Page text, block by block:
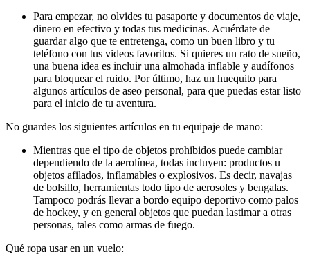
Para empezar, no olvides tu pasaporte y documentos de viaje,
dinero en efectivo y todas tus medicinas. Acuérdate de
guardar algo que te entretenga, como un buen libro y tu
teléfono con tus videos favoritos. Si quieres un rato de sueño,
una buena idea es incluir una almohada inflable y audífonos
para bloquear el ruido. Por último, haz un huequito para
algunos artículos de aseo personal, para que puedas estar listo
para el inicio de tu aventura.
No guardes los siguientes artículos en tu equipaje de mano:
Mientras que el tipo de objetos prohibidos puede cambiar
dependiendo de la aerolínea, todas incluyen: productos u
objetos afilados, inflamables o explosivos. Es decir, navajas
de bolsillo, herramientas todo tipo de aerosoles y bengalas.
Tampoco podrás llevar a bordo equipo deportivo como palos
de hockey, y en general objetos que puedan lastimar a otras
personas, tales como armas de fuego.
Qué ropa usar en un vuelo: